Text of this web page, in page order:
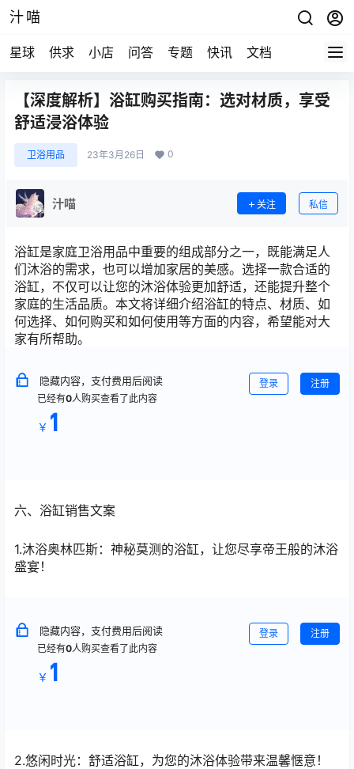
汁喵
星球 供求 小店 问答 专题 快讯 文档
【深度解析】浴缸购买指南：选对材质，享受
舒适浸浴体验
卫浴用品 23年3月26日 0
汁喵 关注 私信
浴缸是家庭卫浴用品中重要的组成部分之一，既能满足人
们沐浴的需求，也可以增加家居的美感。选择一款合适的
浴缸，不仅可以让您的沐浴体验更加舒适，还能提升整个
家庭的生活品质。本文将详细介绍浴缸的特点、材质、如
何选择、如何购买和如何使用等方面的内容，希望能对大
家有所帮助。
隐藏内容，支付费用后阅读
已经有0人购买查看了此内容
￥ 1
登录 注册
六、浴缸销售文案
1.沐浴奥林匹斯：神秘莫测的浴缸，让您尽享帝王般的沐浴
盛宴！
隐藏内容，支付费用后阅读
已经有0人购买查看了此内容
￥ 1
登录 注册
2.悠闲时光：舒适浴缸，为您的沐浴体验带来温馨惬意！